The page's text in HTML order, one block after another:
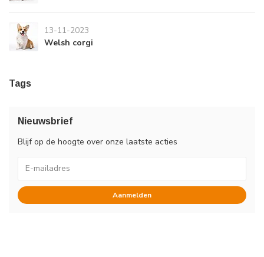
13-11-2023
Welsh corgi
Tags
Nieuwsbrief
Blijf op de hoogte over onze laatste acties
Aanmelden